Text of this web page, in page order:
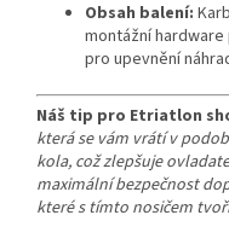
Obsah balení:
montážní
pro upevnění
Náš tip pro Etriatlon
která se vám vrátí v
kola, což zlepšuje
maximální bezpečnost
které s tímto nosičem